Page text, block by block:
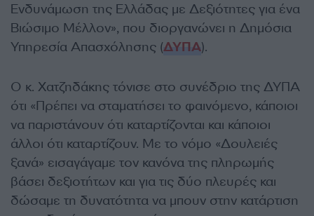
Ενδυνάμωση της Ελλάδας με Δεξιότητες για ένα
Βιώσιμο Μέλλον», που διοργανώνει η Δημόσια
Υπηρεσία Απασχόλησης (ΔΥΠΑ).
Ο κ. Χατζηδάκης τόνισε στο συνέδριο της ΔΥΠΑ
ότι «Πρέπει να σταματήσει το φαινόμενο, κάποιοι
να παριστάνουν ότι καταρτίζονται και κάποιοι
άλλοι ότι καταρτίζουν. Με το νόμο «Δουλειές
ξανά» εισαγάγαμε τον κανόνα της πληρωμής
βάσει δεξιοτήτων και για τις δύο πλευρές και
δώσαμε τη δυνατότητα να μπουν στην κατάρτιση